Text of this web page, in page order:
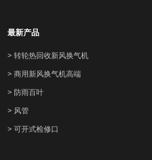
最新产品
> 转轮热回收新风换气机
> 商用新风换气机高端
> 防雨百叶
> 风管
> 可开式检修口